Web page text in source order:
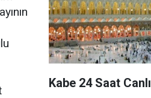
Kabe 24 Saat Canlı